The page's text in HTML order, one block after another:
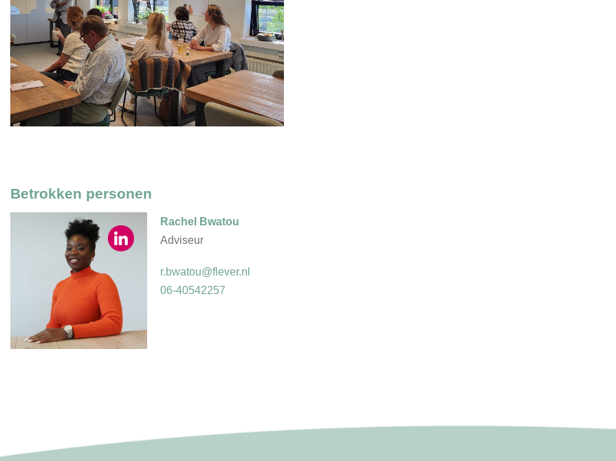
Betrokken personen
Rachel Bwatou
Adviseur
r.bwatou@flever.nl
06-40542257